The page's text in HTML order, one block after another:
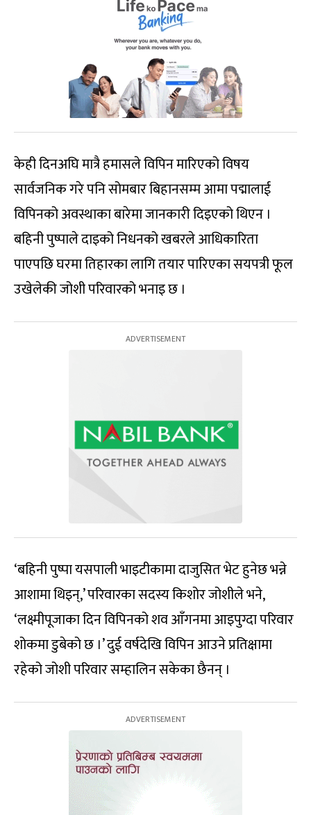
केही दिनअघि मात्रै हमासले विपिन मारिएको विषय
सार्वजनिक गरे पनि सोमबार बिहानसम्म आमा पद्मालाई
विपिनको अवस्थाका बारेमा जानकारी दिइएको थिएन ।
बहिनी पुष्पाले दाइको निधनको खबरले आधिकारिता
पाएपछि घरमा तिहारका लागि तयार पारिएका सयपत्री फूल
उखेलेकी जोशी परिवारको भनाइ छ ।
‘बहिनी पुष्पा यसपाली भाइटीकामा दाजुसित भेट हुनेछ भन्ने
आशामा थिइन्,’ परिवारका सदस्य किशोर जोशीले भने,
‘लक्ष्मीपूजाका दिन विपिनको शव आँगनमा आइपुग्दा परिवार
शोकमा डुबेको छ ।’ दुई वर्षदेखि विपिन आउने प्रतिक्षामा
रहेको जोशी परिवार सम्हालिन सकेका छैनन् ।